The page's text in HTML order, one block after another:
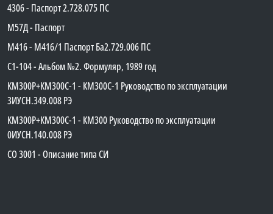
4306 - Паспорт 2.728.075 ПС
М57Д - Паспорт
М416 - М416/1 Паспорт Ба2.729.006 ПС
C1-104 - Альбом №2. Формуляр, 1989 год
КМ300Р+КМ300С-1 - КМ300C-1 Руководство по эксплуатации
3ИУСН.349.008 РЭ
КМ300Р+КМ300С-1 - КМ300 Руководство по эксплуатации
0ИУСН.140.008 РЭ
СО 3001 - Описание типа СИ